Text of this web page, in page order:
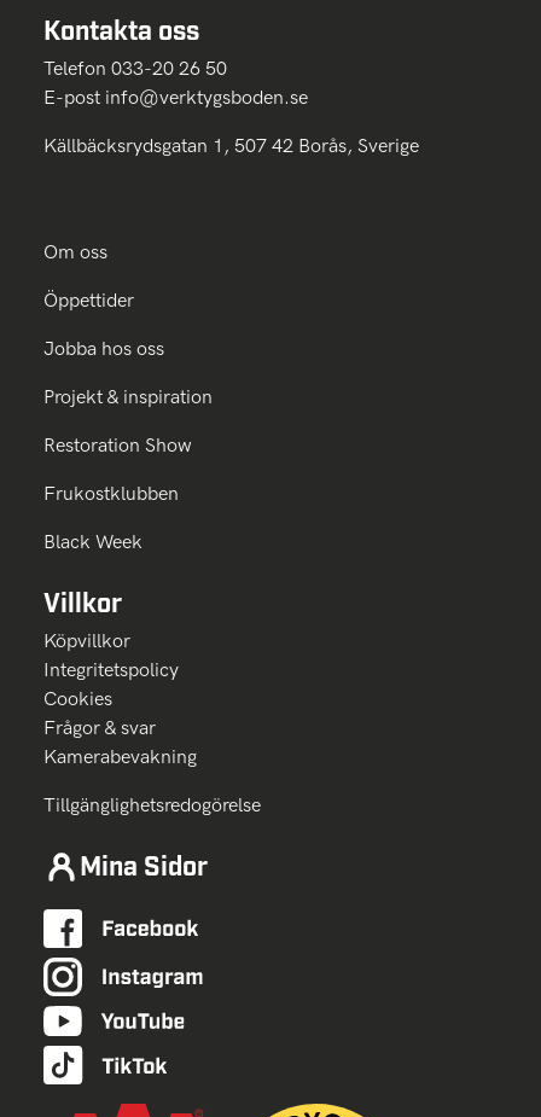
Kontakta oss
Telefon 033-20 26 50
E-post info@verktygsboden.se
Källbäcksrydsgatan 1, 507 42 Borås, Sverige
Om oss
Öppettider
Jobba hos oss
Projekt & inspiration
Restoration Show
Frukostklubben
Black Week
Villkor
Köpvillkor
Integritetspolicy
Cookies
Frågor & svar
Kamerabevakning
Tillgänglighetsredogörelse
Mina Sidor